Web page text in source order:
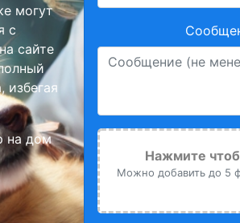
могут
с
сайте
на дом
Нажмите
Можно добавить до 5